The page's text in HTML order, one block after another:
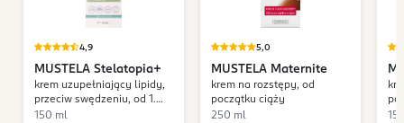
4,9
MUSTELA Stelatopia+
krem uzupełniający lipidy,
przeciw swędzeniu, od 1.
dnia życia
150 ml
5,0
MUSTELA Maternite
krem na rozstępy, od
początku ciąży
250 ml